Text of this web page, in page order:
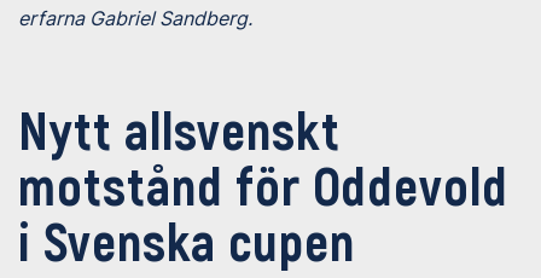
erfarna Gabriel Sandberg.
Nytt allsvenskt
motstånd för Oddevold
i Svenska cupen